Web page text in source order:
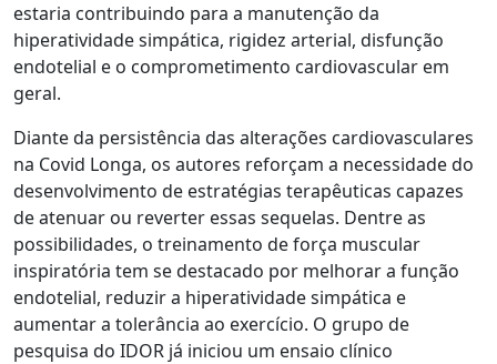
estaria contribuindo para a manutenção da
hiperatividade simpática, rigidez arterial, disfunção
endotelial e o comprometimento cardiovascular em
geral.
Diante da persistência das alterações cardiovasculares
na Covid Longa, os autores reforçam a necessidade do
desenvolvimento de estratégias terapêuticas capazes
de atenuar ou reverter essas sequelas. Dentre as
possibilidades, o treinamento de força muscular
inspiratória tem se destacado por melhorar a função
endotelial, reduzir a hiperatividade simpática e
aumentar a tolerância ao exercício. O grupo de
pesquisa do IDOR já iniciou um ensaio clínico